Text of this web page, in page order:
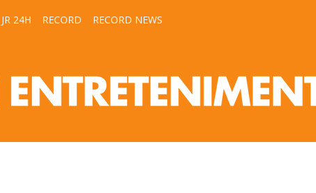
JR 24H RECORD RECORD NEWS